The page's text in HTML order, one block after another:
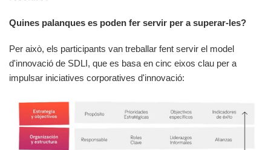
Quines palanques es poden fer servir per a superar-les?
Per això, els participants van treballar fent servir el model
d'innovació de SDLI, que es basa en cinc eixos clau per a
impulsar iniciatives corporatives d'innovació: